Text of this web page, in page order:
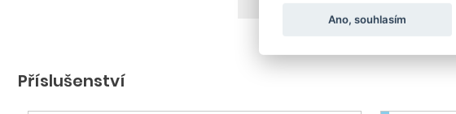
Příslušenství
Ano, souhlasím